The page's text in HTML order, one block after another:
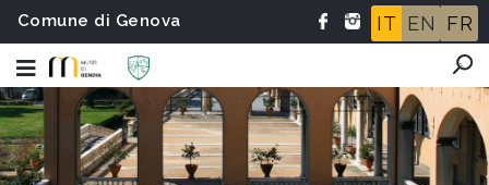
Comune di Genova IT EN FR